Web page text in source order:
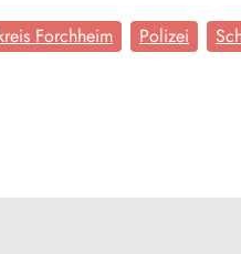
Forchheim Polizei